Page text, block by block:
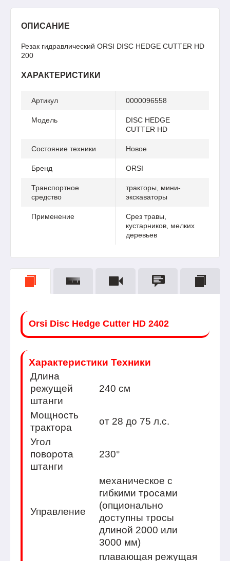
ОПИСАНИЕ
Резак гидравлический ORSI DISC HEDGE CUTTER HD
200
ХАРАКТЕРИСТИКИ
Артикул 0000096558
Модель
DISC HEDGE
CUTTER HD
Состояние техники Новое
Бренд ORSI
Транспортное
средство
тракторы, мини-
экскаваторы
Применение
Срез травы,
кустарников, мелких
деревьев
Orsi Disc Hedge Cutter HD 2402
Характеристики Техники
Длина
режущей
штанги
240 см
Мощность
трактора
от 28 до 75 л.с.
Угол
поворота
штанги
230°
Управление
механическое с
гибкими тросами
(опционально
доступны тросы
длиной 2000 или
3000 мм)
плавающая режущая